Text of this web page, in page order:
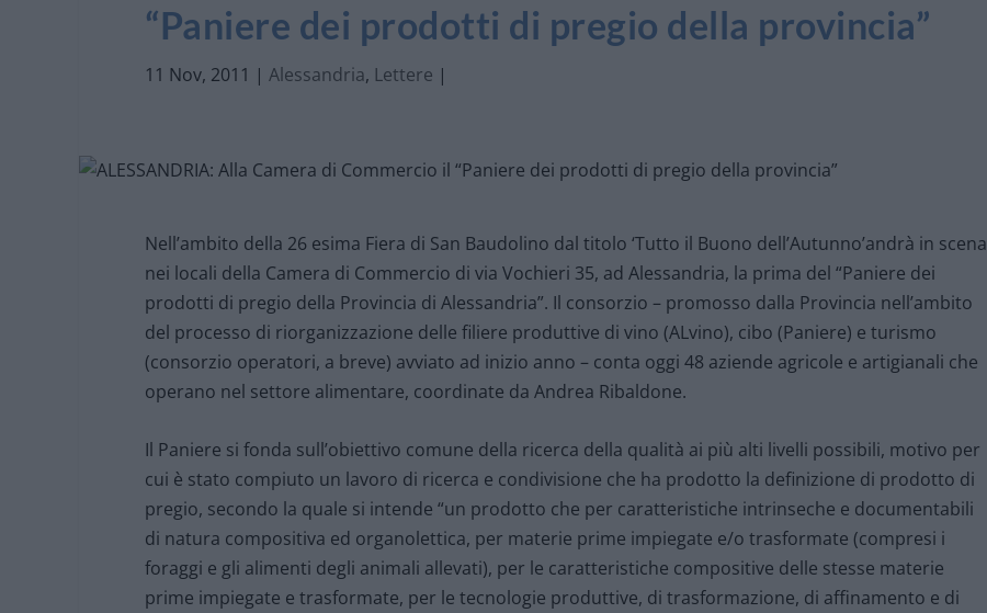
“Paniere dei prodotti di pregio della provincia”
11 Nov, 2011 | Alessandria, Lettere |
Nell’ambito della 26 esima Fiera di San Baudolino dal titolo ‘Tutto il Buono dell’Autunno’andrà in scena
nei locali della Camera di Commercio di via Vochieri 35, ad Alessandria, la prima del “Paniere dei
prodotti di pregio della Provincia di Alessandria”. Il consorzio – promosso dalla Provincia nell’ambito
del processo di riorganizzazione delle filiere produttive di vino (ALvino), cibo (Paniere) e turismo
(consorzio operatori, a breve) avviato ad inizio anno – conta oggi 48 aziende agricole e artigianali che
operano nel settore alimentare, coordinate da Andrea Ribaldone.
Il Paniere si fonda sull’obiettivo comune della ricerca della qualità ai più alti livelli possibili, motivo per
cui è stato compiuto un lavoro di ricerca e condivisione che ha prodotto la definizione di prodotto di
pregio, secondo la quale si intende “un prodotto che per caratteristiche intrinseche e documentabili
di natura compositiva ed organolettica, per materie prime impiegate e/o trasformate (compresi i
foraggi e gli alimenti degli animali allevati), per le caratteristiche compositive delle stesse materie
prime impiegate e trasformate, per le tecnologie produttive, di trasformazione, di affinamento e di